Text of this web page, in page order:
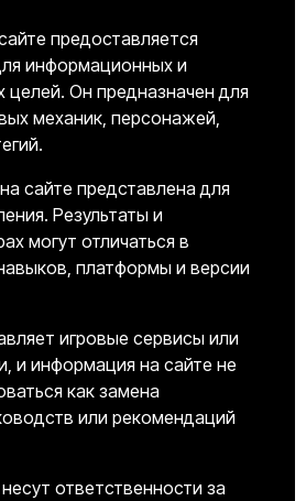
предоставляется
информационных и
целей. Он предназначен для
механик, персонажей,
сайте представлена для
Результаты и
могут отличаться в
платформы и версии
игровые сервисы или
и информация на сайте не
как замена
или рекомендаций
ответственности за